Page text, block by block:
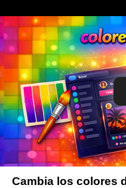
Cambia los colores